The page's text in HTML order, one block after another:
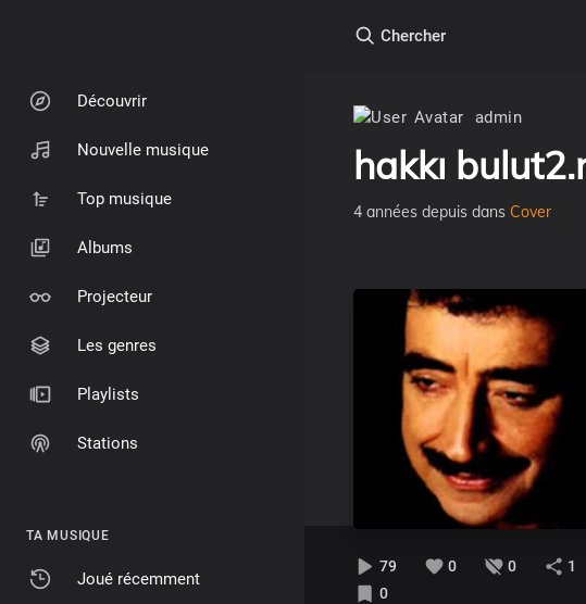
Découvrir
Nouvelle musique
Top musique
Albums
Projecteur
Les genres
Playlists
Stations
TA MUSIQUE
Joué récemment
Chercher
admin
hakkı
4 années depuis dans Cover
79 0 0
1
0